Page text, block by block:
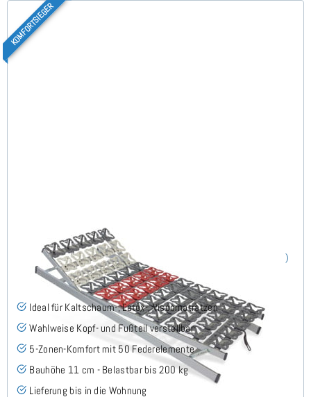
KOMFORTSIEGER
Cirro KFV - Tellerlattenrost 80x190 cm (12)
Ideal für Kaltschaum-, Latex-, Viscomatratzen
Wahlweise Kopf- und Fußteil verstellbar
5-Zonen-Komfort mit 50 Federelemente
Bauhöhe 11 cm - Belastbar bis 200 kg
Lieferung bis in die Wohnung